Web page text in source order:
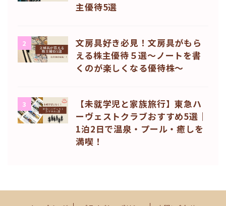
主優待5選
2
文房具好き必見！文房具がもら
える株主優待５選〜ノートを書
くのが楽しくなる優待株〜
3
【未就学児と家族旅行】東急ハ
ーヴェストクラブおすすめ5選｜
1泊2日で温泉・プール・癒しを
満喫！